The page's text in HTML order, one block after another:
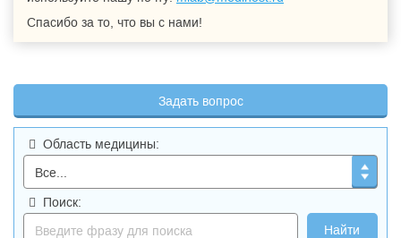
Спасибо за то, что вы с нами!
Задать вопрос
Область медицины:
Поиск: